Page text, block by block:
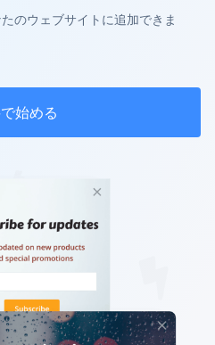
のウェブサイトに追加できま
始める